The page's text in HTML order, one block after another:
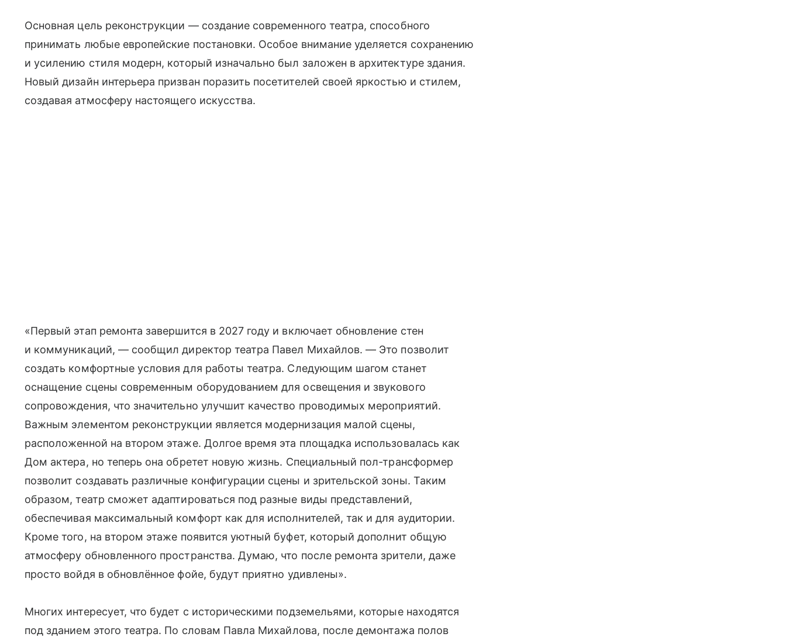
Основная цель реконструкции — создание современного театра, способного
принимать любые европейские постановки. Особое внимание уделяется сохранению
и усилению стиля модерн, который изначально был заложен в архитектуре здания.
Новый дизайн интерьера призван поразить посетителей своей яркостью и стилем,
создавая атмосферу настоящего искусства.
«Первый этап ремонта завершится в 2027 году и включает обновление стен
и коммуникаций, — сообщил директор театра Павел Михайлов. — Это позволит
создать комфортные условия для работы театра. Следующим шагом станет
оснащение сцены современным оборудованием для освещения и звукового
сопровождения, что значительно улучшит качество проводимых мероприятий.
Важным элементом реконструкции является модернизация малой сцены,
расположенной на втором этаже. Долгое время эта площадка использовалась как
Дом актера, но теперь она обретет новую жизнь. Специальный пол-трансформер
позволит создавать различные конфигурации сцены и зрительской зоны. Таким
образом, театр сможет адаптироваться под разные виды представлений,
обеспечивая максимальный комфорт как для исполнителей, так и для аудитории.
Кроме того, на втором этаже появится уютный буфет, который дополнит общую
атмосферу обновленного пространства. Думаю, что после ремонта зрители, даже
просто войдя в обновлённое фойе, будут приятно удивлены».
Многих интересует, что будет с историческими подземельями, которые находятся
под зданием этого театра. По словам Павла Михайлова, после демонтажа полов